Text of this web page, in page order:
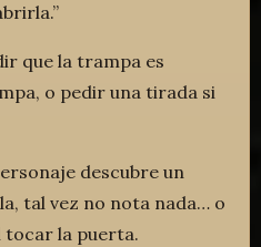
que la trampa es
o pedir una tirada si
descubre un
tal vez no nota nada… o
tocar la puerta.